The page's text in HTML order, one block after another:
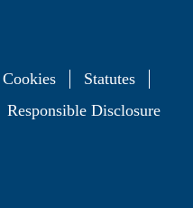
Statutes
Responsible Disclosure